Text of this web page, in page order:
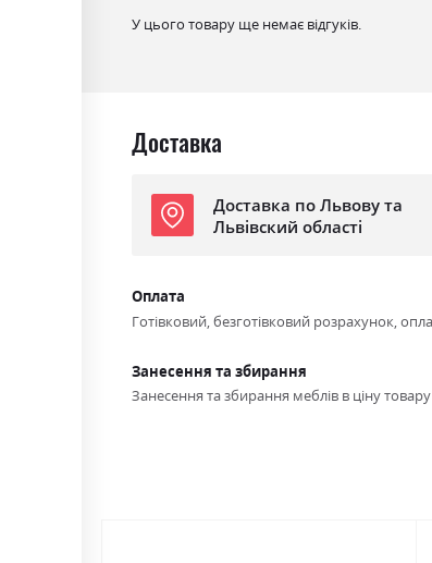
У цього товару ще немає відгуків.
Доставка
Доставка по Львову та
Львівский області
Оплата
Готівковий, безготівковий розрахунок,
Занесення та збирання
Занесення та збирання меблів в ціну